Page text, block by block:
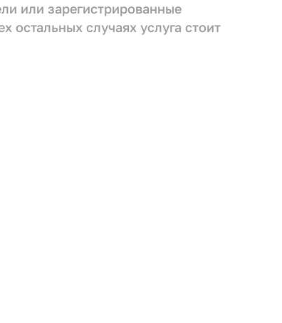
или зарегистрированные
остальных случаях услуга стоит